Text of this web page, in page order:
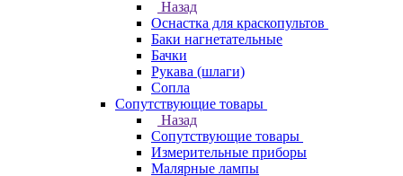
Назад
Оснастка для краскопультов
Баки нагнетательные
Бачки
Рукава (шлаги)
Сопла
Сопутствующие товары
Назад
Сопутствующие товары
Измерительные приборы
Малярные лампы